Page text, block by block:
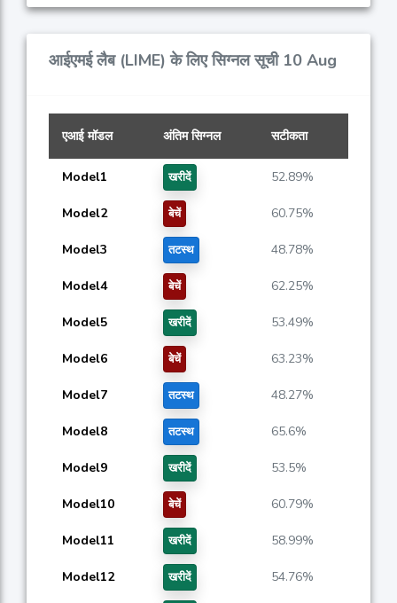
आईएमई लैब (LIME) के लिए सिग्नल सूची 10 Aug
एआई मॉडल अंतिम सिग्नल सटीकता
Model1 खरीदें 52.89%
Model2 बेचें 60.75%
Model3 तटस्थ 48.78%
Model4 बेचें 62.25%
Model5 खरीदें 53.49%
Model6 बेचें 63.23%
Model7 तटस्थ 48.27%
Model8 तटस्थ 65.6%
Model9 खरीदें 53.5%
Model10 बेचें 60.79%
Model11 खरीदें 58.99%
Model12 खरीदें 54.76%